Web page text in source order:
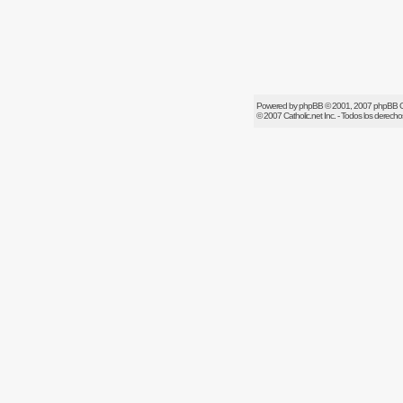
Powered byphpBB© 2001, 2007 phpBB
© 2007Catholic.netInc. - Todos los